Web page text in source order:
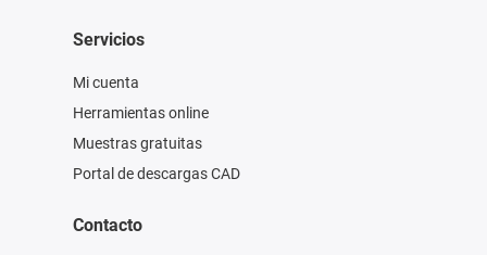
Servicios
Mi cuenta
Herramientas online
Muestras gratuitas
Portal de descargas CAD
Contacto